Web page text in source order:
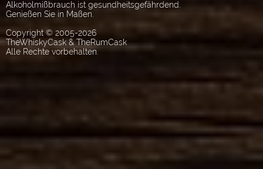
Alkoholmißbrauch ist gesundheitsgefährdend.
Genießen Sie in Maßen.
Copyright © 2005-2026
TheWhiskyCask & TheRumCask
Alle Rechte vorbehalten.